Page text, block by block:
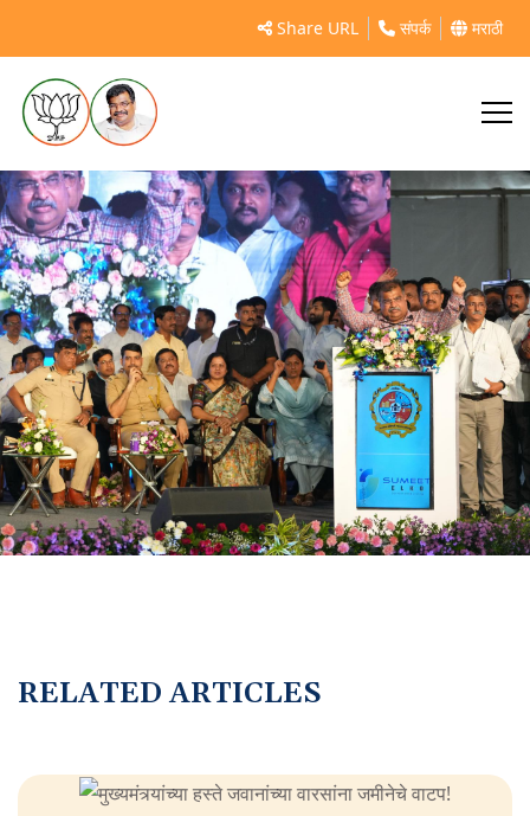
Share URL संपर्क मराठी
डोंबिवली
RELATED ARTICLES